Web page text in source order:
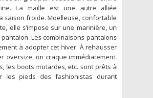
La maille est une autre alliée
saison froide. Moelleuse, confortable
elle s’impose sur une marinière, un
Les combinaisons-pantalons
à adopter cet hiver. À rehausser
oversize, on craque immédiatement.
les boots motardes, etc. sont prêts à
les pieds des fashionistas durant